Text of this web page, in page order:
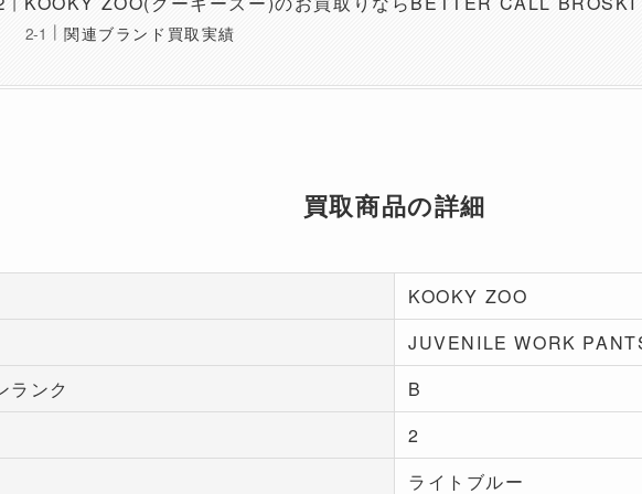
関連ブランド買取実績
買取商品の詳細
KOOKY ZOO
JUVENILE WORK
ランク
B
2
ライトブルー